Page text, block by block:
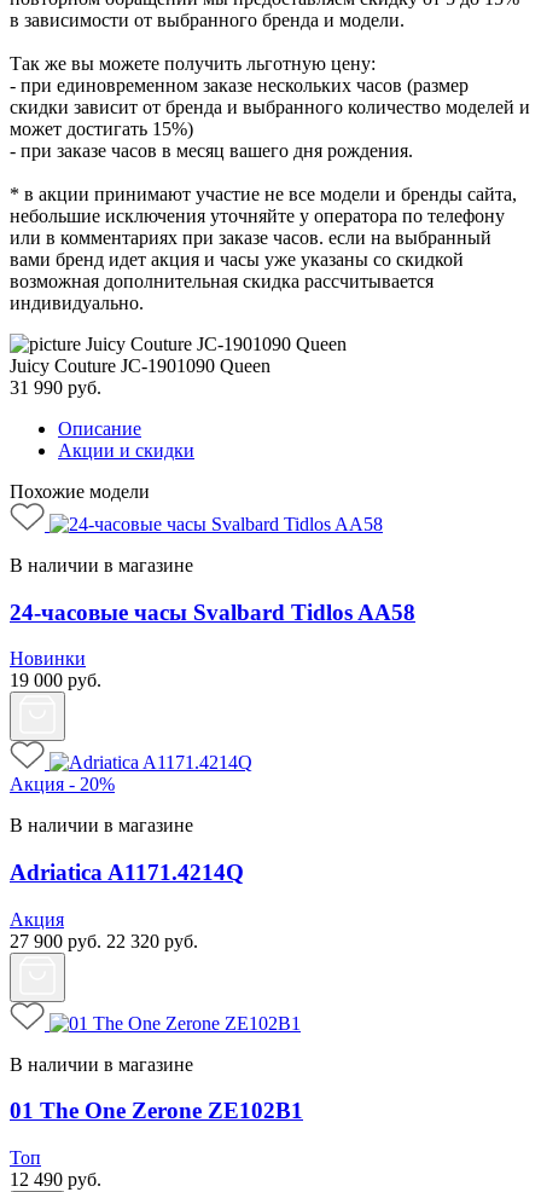
в зависимости от выбранного бренда и модели.
Так же вы можете получить льготную цену:
- при единовременном заказе нескольких часов (размер
скидки зависит от бренда и выбранного количество моделей и
может достигать 15%)
- при заказе часов в месяц вашего дня рождения.
* в акции принимают участие не все модели и бренды сайта,
небольшие исключения уточняйте у оператора по телефону
или в комментариях при заказе часов. если на выбранный
вами бренд идет акция и часы уже указаны со скидкой
возможная дополнительная скидка рассчитывается
индивидуально.
Juicy Couture JC-1901090 Queen
31 990 руб.
Описание
Акции и скидки
Похожие модели
В наличии в магазине
24-часовые часы Svalbard Tidlos AA58
Новинки
19 000 руб.
Акция - 20%
В наличии в магазине
Adriatica A1171.4214Q
Акция
27 900 руб. 22 320 руб.
В наличии в магазине
01 The One Zerone ZE102B1
Топ
12 490 руб.